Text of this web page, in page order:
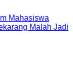
Mahasiswa
Malah Jadi